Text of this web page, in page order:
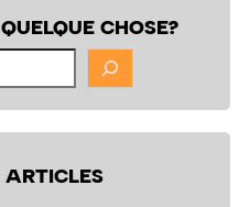
CHOSE?
ARTICLES